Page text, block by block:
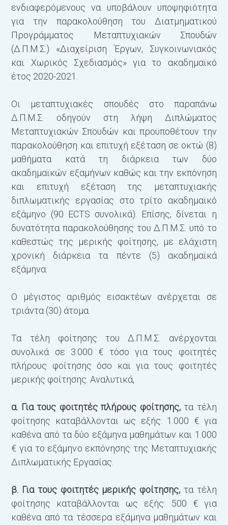
ενδιαφερόμενους να υποβάλουν υποψηφιότητα
για την παρακολούθηση του Διατμηματικού
Προγράμματος Μεταπτυχιακών Σπουδών
(Δ.Π.Μ.Σ.) «Διαχείριση Έργων, Συγκοινωνιακός
και Χωρικός Σχεδιασμός» για το ακαδημαϊκό
έτος 2020-2021.
Οι μεταπτυχιακές σπουδές στο παραπάνω
Δ.Π.Μ.Σ. οδηγούν στη λήψη Διπλώματος
Μεταπτυχιακών Σπουδών και προϋποθέτουν την
παρακολούθηση και επιτυχή εξέταση σε οκτώ (8)
μαθήματα κατά τη διάρκεια των δύο
ακαδημαϊκών εξαμήνων καθώς και την εκπόνηση
και επιτυχή εξέταση της μεταπτυχιακής
διπλωματικής εργασίας στο τρίτο ακαδημαϊκό
εξάμηνο (90 ECTS συνολικά). Επίσης, δίνεται η
δυνατότητα παρακολούθησης του Δ.Π.Μ.Σ. υπό το
καθεστώς της μερικής φοίτησης, με ελάχιστη
χρονική διάρκεια τα πέντε (5) ακαδημαϊκά
εξάμηνα.
Ο μέγιστος αριθμός εισακτέων ανέρχεται σε
τριάντα (30) άτομα.
Τα τέλη φοίτησης του Δ.Π.Μ.Σ. ανέρχονται
συνολικά σε 3.000 € τόσο για τους φοιτητές
πλήρους φοίτησης όσο και για τους φοιτητές
μερικής φοίτησης. Αναλυτικά,
α. Για τους φοιτητές πλήρους φοίτησης,τα τέλη
φοίτησης καταβάλλονται ως εξής: 1.000 € για
καθένα από τα δύο εξάμηνα μαθημάτων και 1.000
€ για το εξάμηνο εκπόνησης της Μεταπτυχιακής
Διπλωματικής Εργασίας.
β. Για τους φοιτητές μερικής φοίτησης, τα τέλη
φοίτησης καταβάλλονται ως εξής: 500 € για
καθένα από τα τέσσερα εξάμηνα μαθημάτων και